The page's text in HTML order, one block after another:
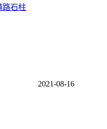
路石柱
2021-08-16